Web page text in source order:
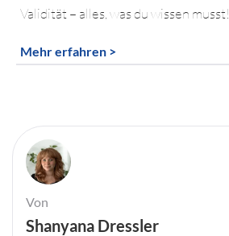
Validität – alles, was du wissen musst!
Mehr erfahren >
Von
Shanyana Dressler